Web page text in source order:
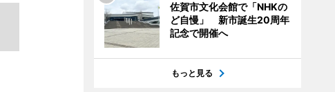
佐賀市文化会館で「NHKの
ど自慢」 新市誕生20周年
記念で開催へ
もっと見る